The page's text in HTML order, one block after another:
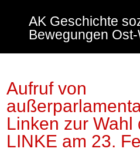
AK Geschichte
Bewegungen
Aufruf von
Linken zur Wahl
LINKE am 23.